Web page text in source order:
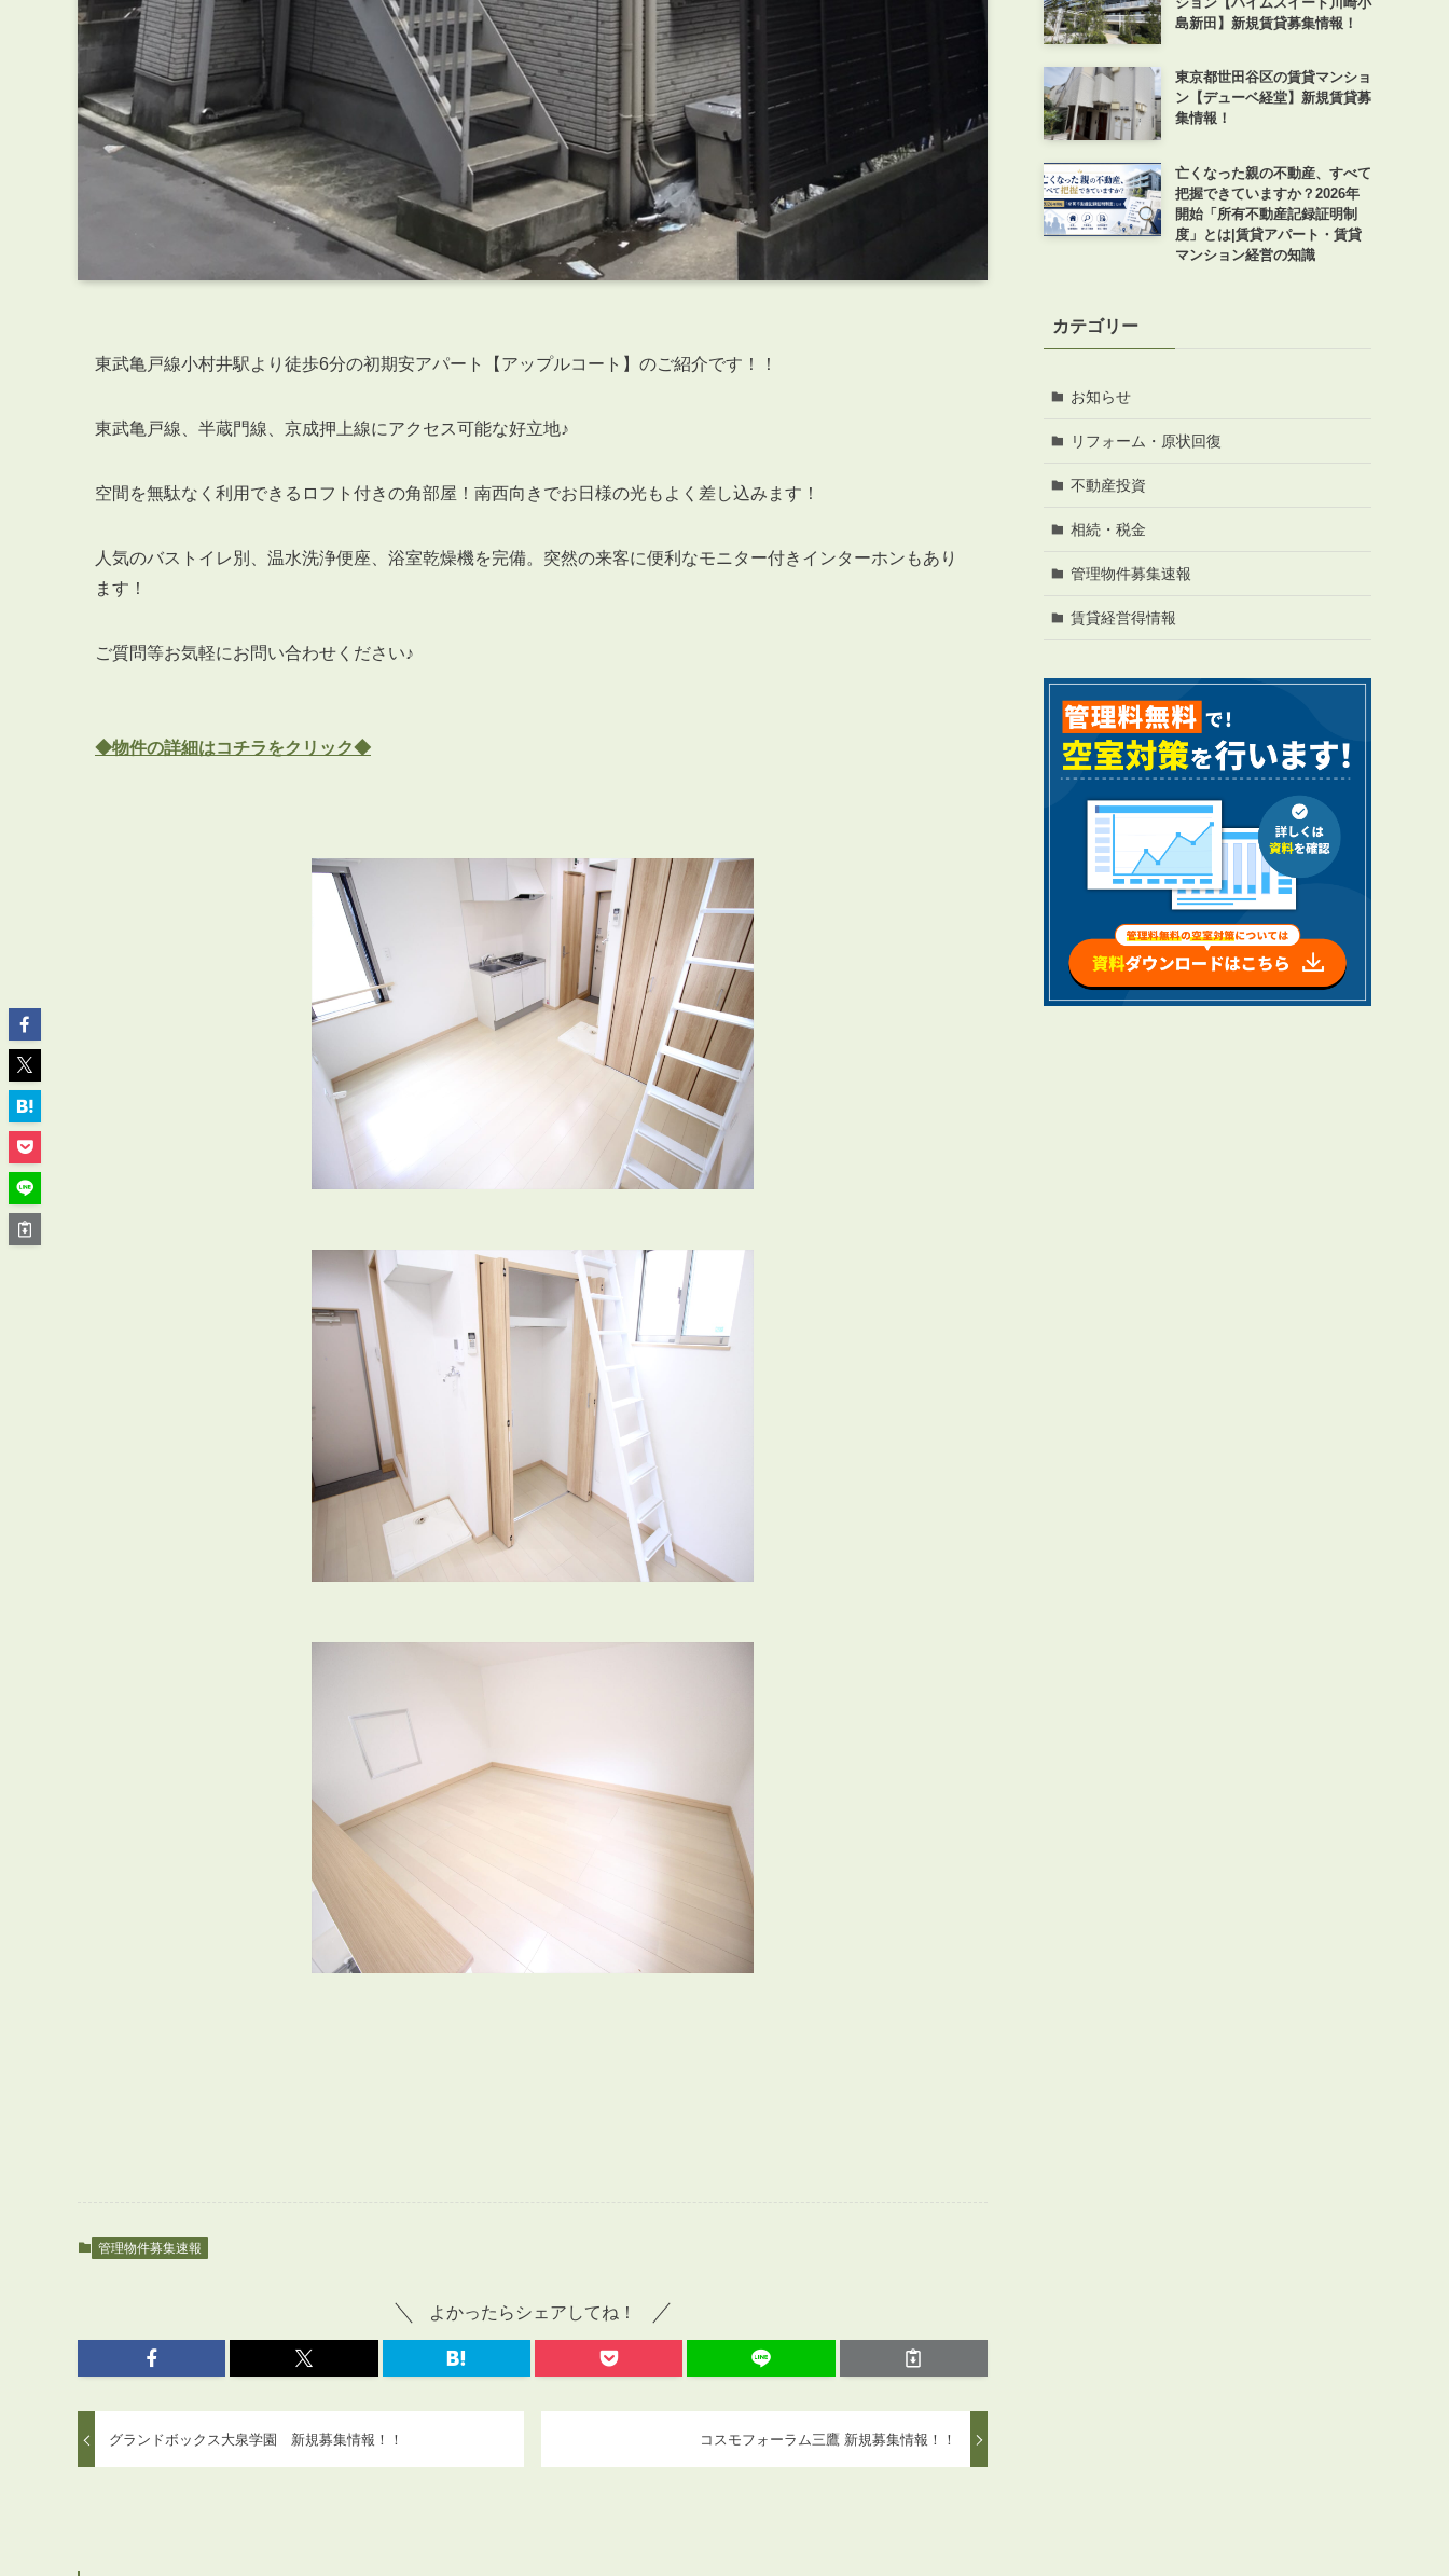
仲介会社とのネットワークで情報提供力に自信あり
物件プロモーション＆バリューアップリフォーム
RENTALアブレイズの賃貸管理
管理料無料について
４つの強み
報酬と独自の保証内容
手続きの流れ
賃料査定について
アパートの監視カメラ設置について
BROKER仲介業者様へ
賃貸仲介会社様向け物件検索ログイン
仲介業者向け・申込方法
お問い合わせ
03-6262-9556
※音声ガイダンス④を押してください。
【受付時間】10:00~19:00（定休日：水曜日）
東武亀戸線小村井駅より徒歩6分の初期安アパート【アップルコート】のご紹介です！！
東武亀戸線、半蔵門線、京成押上線にアクセス可能な好立地♪
空間を無駄なく利用できるロフト付きの角部屋！南西向きでお日様の光もよく差し込みます！
人気のバストイレ別、温水洗浄便座、浴室乾燥機を完備。突然の来客に便利なモニター付きインターホンもあり
ます！
ご質問等お気軽にお問い合わせください♪
◆物件の詳細はコチラをクリック◆
管理物件募集速報
よかったらシェアしてね！
グランドボックス大泉学園 新規募集情報！！ コスモフォーラム三鷹 新規募集情報！！
島新田】新規賃貸募集情報！
東京都世田谷区の賃貸マンショ
ン【デューベ経堂】新規賃貸募
集情報！
亡くなった親の不動産、すべて
把握できていますか？2026年
開始「所有不動産記録証明制
度」とは|賃貸アパート・賃貸
マンション経営の知識
カテゴリー
お知らせ
リフォーム・原状回復
不動産投資
相続・税金
管理物件募集速報
賃貸経営得情報